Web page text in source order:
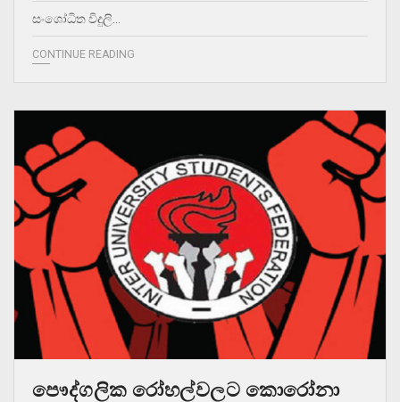
සංශෝධිත විදුලි…
CONTINUE READING
පෞද්ගලික රෝහල්වලට කොරෝනා